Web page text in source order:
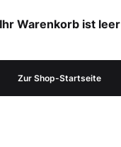
Ihr Warenkorb ist leer
Zur Shop-Startseite